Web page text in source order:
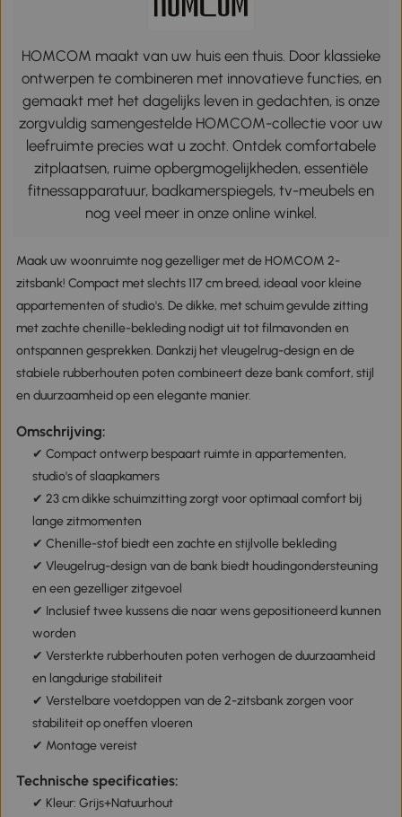
HOMCOM maakt van uw huis een thuis. Door klassieke
ontwerpen te combineren met innovatieve functies, en
gemaakt met het dagelijks leven in gedachten, is onze
zorgvuldig samengestelde HOMCOM-collectie voor uw
leefruimte precies wat u zocht. Ontdek comfortabele
zitplaatsen, ruime opbergmogelijkheden, essentiële
fitnessapparatuur, badkamerspiegels, tv-meubels en
nog veel meer in onze online winkel.
Maak uw woonruimte nog gezelliger met de HOMCOM 2-
zitsbank! Compact met slechts 117 cm breed, ideaal voor kleine
appartementen of studio's. De dikke, met schuim gevulde zitting
met zachte chenille-bekleding nodigt uit tot filmavonden en
ontspannen gesprekken. Dankzij het vleugelrug-design en de
stabiele rubberhouten poten combineert deze bank comfort, stijl
en duurzaamheid op een elegante manier.
Omschrijving:
✔ Compact ontwerp bespaart ruimte in appartementen,
studio's of slaapkamers
✔ 23 cm dikke schuimzitting zorgt voor optimaal comfort bij
lange zitmomenten
✔ Chenille-stof biedt een zachte en stijlvolle bekleding
✔ Vleugelrug-design van de bank biedt houdingondersteuning
en een gezelliger zitgevoel
✔ Inclusief twee kussens die naar wens gepositioneerd kunnen
worden
✔ Versterkte rubberhouten poten verhogen de duurzaamheid
en langdurige stabiliteit
✔ Verstelbare voetdoppen van de 2-zitsbank zorgen voor
stabiliteit op oneffen vloeren
✔ Montage vereist
Technische specificaties:
✔ Kleur: Grijs+Natuurhout